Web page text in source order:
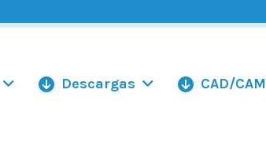
Descargas CAD/CAM